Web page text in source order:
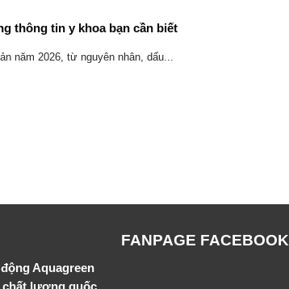
thông tin y khoa bạn cần biết
năm 2026, từ nguyên nhân, dấu...
Aquagreen
FANPAGE FACEBOOK